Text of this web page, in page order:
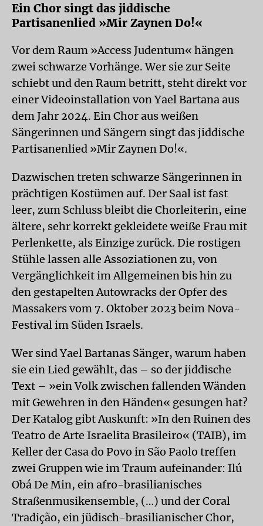
Ein Chor singt das jiddische
Partisanenlied »Mir Zaynen Do!«
Vor dem Raum »Access Judentum« hängen
zwei schwarze Vorhänge. Wer sie zur Seite
schiebt und den Raum betritt, steht direkt vor
einer Videoinstallation von Yael Bartana aus
dem Jahr 2024. Ein Chor aus weißen
Sängerinnen und Sängern singt das jiddische
Partisanenlied »Mir Zaynen Do!«.
Dazwischen treten schwarze Sängerinnen in
prächtigen Kostümen auf. Der Saal ist fast
leer, zum Schluss bleibt die Chorleiterin, eine
ältere, sehr korrekt gekleidete weiße Frau mit
Perlenkette, als Einzige zurück. Die rostigen
Stühle lassen alle Assoziationen zu, von
Vergänglichkeit im Allgemeinen bis hin zu
den gestapelten Autowracks der Opfer des
Massakers vom 7. Oktober 2023 beim Nova-
Festival im Süden Israels.
Wer sind Yael Bartanas Sänger, warum haben
sie ein Lied gewählt, das – so der jiddische
Text – »ein Volk zwischen fallenden Wänden
mit Gewehren in den Händen« gesungen hat?
Der Katalog gibt Auskunft: »In den Ruinen des
Teatro de Arte Israelita Brasileiro« (TAIB), im
Keller der Casa do Povo in São Paolo treffen
zwei Gruppen wie im Traum aufeinander: Ilú
Obá De Min, ein afro-brasilianisches
Straßenmusikensemble, (…) und der Coral
Tradição, ein jüdisch-brasilianischer Chor,